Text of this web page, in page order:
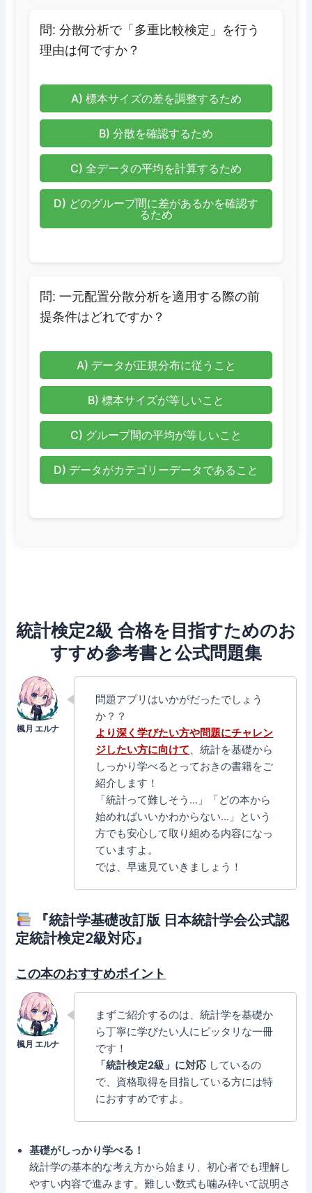
問: 分散分析で「多重比較検定」を行う
理由は何ですか？
A) 標本サイズの差を調整するため
B) 分散を確認するため
C) 全データの平均を計算するため
D) どのグループ間に差があるかを確認す
るため
問: 一元配置分散分析を適用する際の前
提条件はどれですか？
A) データが正規分布に従うこと
B) 標本サイズが等しいこと
C) グループ間の平均が等しいこと
D) データがカテゴリーデータであること
統計検定2級 合格を目指すためのお
すすめ参考書と公式問題集
問題アプリはいかがだったでしょう
か？？
より深く学びたい方や問題にチャレン
ジしたい方に向けて、統計を基礎から
しっかり学べるとっておきの書籍をご
紹介します！
「統計って難しそう…」「どの本から
始めればいいかわからない…」という
方でも安心して取り組める内容になっ
ていますよ。
では、早速見ていきましょう！
『統計学基礎改訂版 日本統計学会公式認
定統計検定2級対応』
この本のおすすめポイント
まずご紹介するのは、統計学を基礎か
ら丁寧に学びたい人にピッタリな一冊
です！
「統計検定2級」に対応 しているの
で、資格取得を目指している方には特
におすすめですよ。
基礎がしっかり学べる！
統計学の基本的な考え方から始まり、初心者でも理解し
やすい内容で進みます。難しい数式も噛み砕いて説明さ